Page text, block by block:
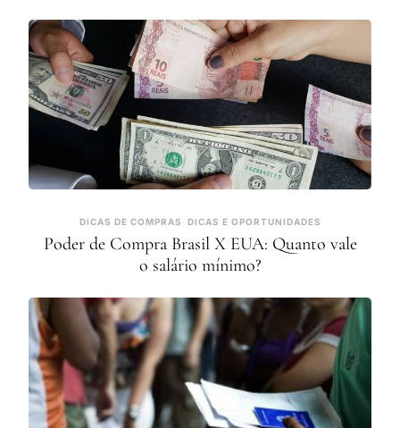
DICAS DE COMPRAS DICAS E OPORTUNIDADES
Poder de Compra Brasil X EUA: Quanto vale
o salário mínimo?